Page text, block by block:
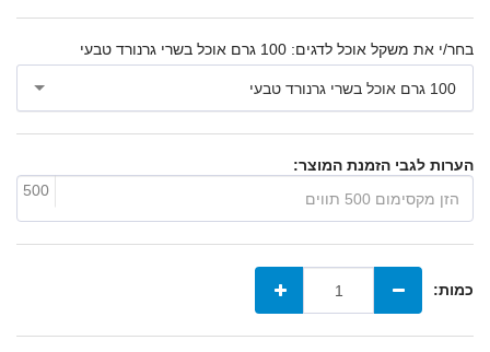
בחר/י את משקל אוכל לדגים: 100 גרם אוכל בשרי גרנורד טבעי
100 גרם אוכל בשרי גרנורד טבעי
הערות לגבי הזמנת המוצר:
500
כמות: